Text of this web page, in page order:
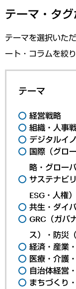
テーマ・タ
テーマを選択いた
ート・コラムを絞
テーマ
経営戦略
組織・人事
デジタルイ
国際（グロ
略・グロー
サステナビ
ESG・人権）
共生・ダイ
GRC（ガバ
ス）・防災
経済・産業
医療・介護
自治体経営
まちづくり